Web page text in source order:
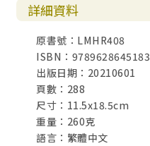
詳細資料
原書號：LMHR408
ISBN：9789628645183
出版日期：20210601
頁數：288
尺寸：11.5x18.5cm
重量：260克
語言：繁體中文